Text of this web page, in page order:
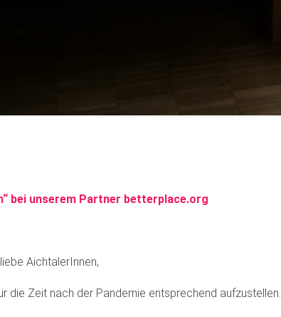
bei unserem Partner betterplace.org
AichtalerInnen,
die Zeit nach der Pandemie entsprechend aufzustellen.